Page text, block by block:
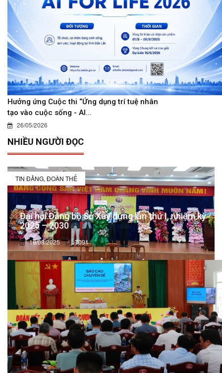
Hưởng ứng Cuộc thi “Ứng dụng trí tuệ nhân
tạo vào cuộc sống - AI...
26/05/2026
NHIỀU NGƯỜI ĐỌC
TIN ĐẢNG, ĐOÀN THỂ
Đại hội Đảng bộ Sở Xây dựng lần thứ I, nhiệm kỳ
2025 – 2030
19/08/2025 7091